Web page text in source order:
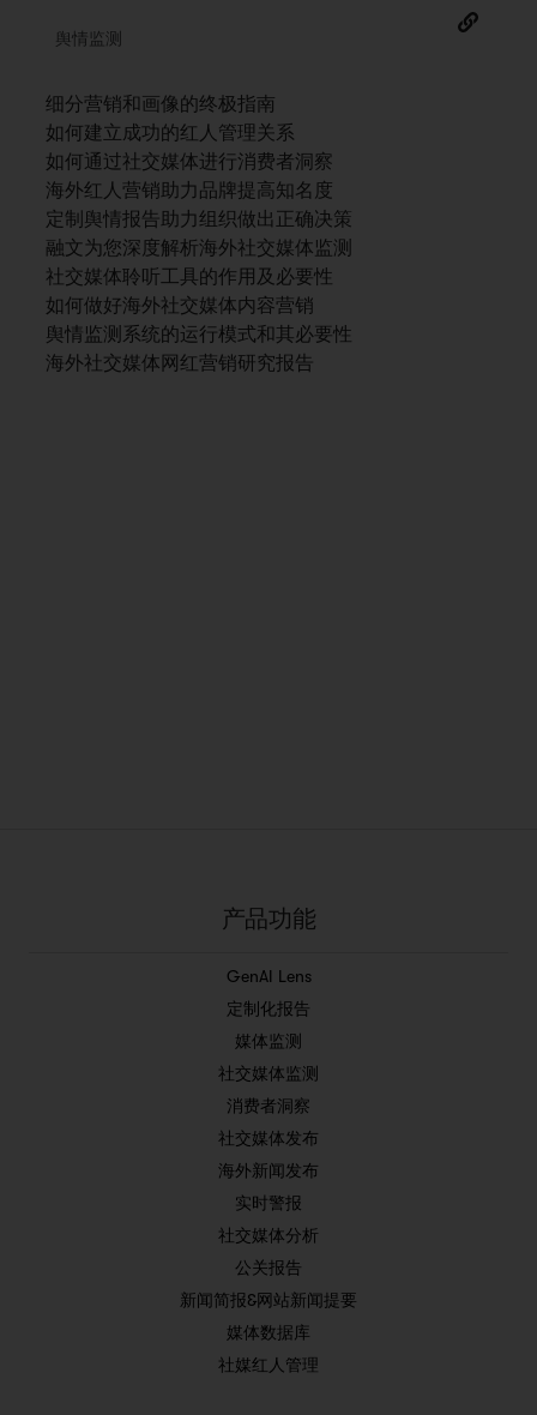
舆情监测
细分营销和画像的终极指南
如何建立成功的红人管理关系
如何通过社交媒体进行消费者洞察
海外红人营销助力品牌提高知名度
定制舆情报告助力组织做出正确决策
融文为您深度解析海外社交媒体监测
社交媒体聆听工具的作用及必要性
如何做好海外社交媒体内容营销
舆情监测系统的运行模式和其必要性
海外社交媒体网红营销研究报告
产品功能
GenAI Lens
定制化报告
媒体监测
社交媒体监测
消费者洞察
社交媒体发布
海外新闻发布
实时警报
社交媒体分析
公关报告
新闻简报&网站新闻提要
媒体数据库
社媒红人管理